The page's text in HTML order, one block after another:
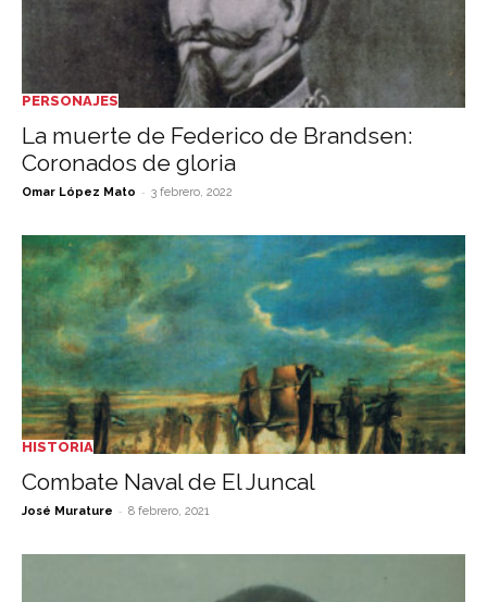
PERSONAJES
La muerte de Federico de Brandsen:
Coronados de gloria
Omar López Mato - 3 febrero, 2022
HISTORIA
Combate Naval de El Juncal
José Murature - 8 febrero, 2021